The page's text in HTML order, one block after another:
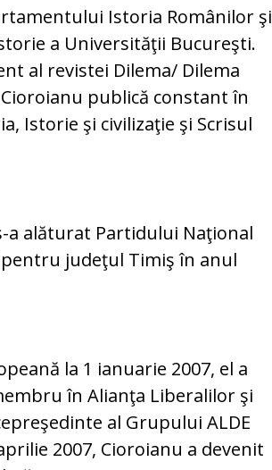
Istoria Românilor şi
a Universităţii Bucureşti.
al revistei Dilema/ Dilema
publică constant în
Istorie şi civilizaţie şi Scrisul
a alăturat Partidului Naţional
judeţul Timiş în anul
la 1 ianuarie 2007, el a
în Alianţa Liberalilor şi
al Grupului ALDE
2007, Cioroianu a devenit